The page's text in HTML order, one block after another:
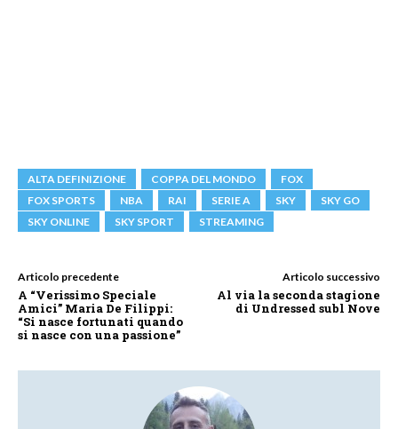
ALTA DEFINIZIONE COPPA DEL MONDO
FOX
FOX SPORTS
NBA RAI SERIE A SKY
SKY GO
SKY ONLINE
SKY SPORT STREAMING
Articolo precedente
A “Verissimo Speciale
Amici” Maria De Filippi:
“Si nasce fortunati quando
si nasce con una passione”
Articolo successivo
Al via la seconda stagione
di Undressed subl Nove